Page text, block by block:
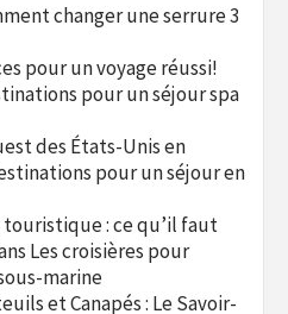
changer une serrure 3
pour un voyage réussi!
pour un séjour spa
des États-Unis en
pour un séjour en
: ce qu’il faut
Les croisières pour
marine
et Canapés : Le Savoir-